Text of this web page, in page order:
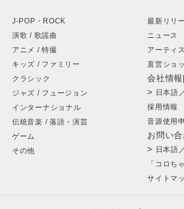
J-POP・ROCK
演歌 / 歌謡曲
アニメ / 特撮
キッズ / ファミリー
クラシック
ジャズ / フュージョン
インターナショナル
伝統音楽 / 落語・演芸
ゲーム
その他
最新リリ
ニュース
アーティ
直営ショ
会社情
> 日本語
採用情報
音源使用
お問い
> 日本語
「コロち
サイトマ